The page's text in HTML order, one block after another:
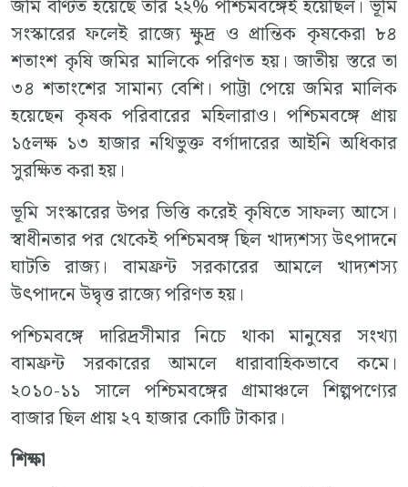
জমি বণ্টিত হয়েছে তার ২২% পশ্চিমবঙ্গেই হয়েছিল। ভূমি
সংস্কারের ফলেই রাজ্যে ক্ষুদ্র ও প্রান্তিক কৃষকেরা ৮৪
শতাংশ কৃষি জমির মালিকে পরিণত হয়। জাতীয় স্তরে তা
৩৪ শতাংশের সামান্য বেশি। পাট্টা পেয়ে জমির মালিক
হয়েছেন কৃষক পরিবারের মহিলারাও। পশ্চিমবঙ্গে প্রায়
১৫লক্ষ ১৩ হাজার নথিভুক্ত বর্গাদারের আইনি অধিকার
সুরক্ষিত করা হয়।
ভূমি সংস্কারের উপর ভিত্তি করেই কৃষিতে সাফল্য আসে।
স্বাধীনতার পর থেকেই পশ্চিমবঙ্গ ছিল খাদ্যশস্য উৎপাদনে
ঘাটতি রাজ্য। বামফ্রন্ট সরকারের আমলে খাদ্যশস্য
উৎপাদনে উদ্বৃত্ত রাজ্যে পরিণত হয়।
পশ্চিমবঙ্গে দারিদ্রসীমার নিচে থাকা মানুষের সংখ্যা
বামফ্রন্ট সরকারের আমলে ধারাবাহিকভাবে কমে।
২০১০-১১ সালে পশ্চিমবঙ্গের গ্রামাঞ্চলে শিল্পপণ্যের
বাজার ছিল প্রায় ২৭ হাজার কোটি টাকার।
শিক্ষা